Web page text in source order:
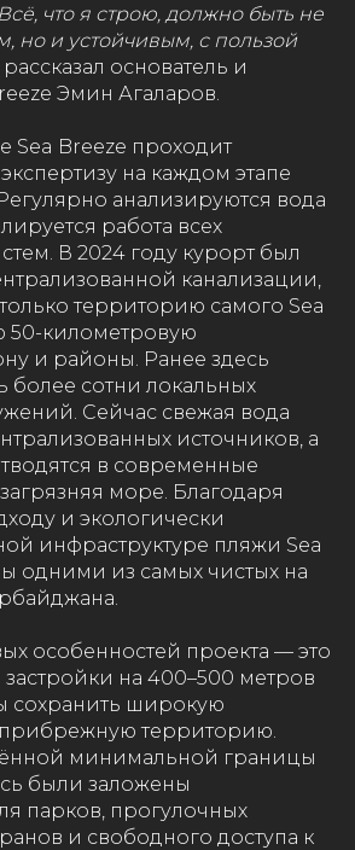
что я строю, должно быть не
но и устойчивым, с пользой
основатель и
Эмин Агаларов.
Sea Breeze проходит
на каждом этапе
анализируются вода
работа всех
В 2024 году курорт был
канализации,
территорию самого Sea
50-километровую
и районы. Ранее здесь
более сотни локальных
Сейчас свежая вода
источников, а
в современные
море. Благодаря
и экологически
инфраструктуре пляжи Sea
одними из самых чистых на
особенностей проекта — это
на 400–500 метров
сохранить широкую
территорию.
минимальной границы
были заложены
парков, прогулочных
и свободного доступа к